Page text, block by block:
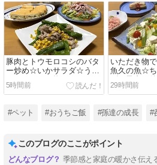
豚肉とトウモロコシのバタ
ー炒め☆いかサラダ☆うれ
しいいただき物
5時間前
いただき物
魚久の魚☆
ダ☆子犬の件
29時間前
#ペット #おうちご飯 #孫達の成長 #
このブログのここがポイント
季節感と家庭の暖かさ伝え